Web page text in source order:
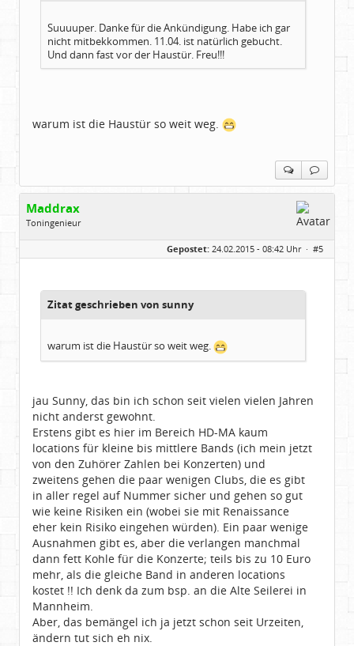
Suuuuper. Danke für die Ankündigung. Habe ich gar
nicht mitbekkommen. 11.04. ist natürlich gebucht.
Und dann fast vor der Haustür. Freu!!!
warum ist die Haustür so weit weg.
Maddrax
Toningenieur
Geschlecht:
keine Angabe
Beiträge:
5930
Gepostet: 24.02.2015 - 08:42 Uhr · #5
Zitat geschrieben von sunny
warum ist die Haustür so weit weg.
jau Sunny, das bin ich schon seit vielen vielen Jahren
nicht anderst gewohnt.
Erstens gibt es hier im Bereich HD-MA kaum
locations für kleine bis mittlere Bands (ich mein jetzt
von den Zuhörer Zahlen bei Konzerten) und
zweitens gehen die paar wenigen Clubs, die es gibt
in aller regel auf Nummer sicher und gehen so gut
wie keine Risiken ein (wobei sie mit Renaissance
eher kein Risiko eingehen würden). Ein paar wenige
Ausnahmen gibt es, aber die verlangen manchmal
dann fett Kohle für die Konzerte; teils bis zu 10 Euro
mehr, als die gleiche Band in anderen locations
kostet !! Ich denk da zum bsp. an die Alte Seilerei in
Mannheim.
Aber, das bemängel ich ja jetzt schon seit Urzeiten,
ändern tut sich eh nix.